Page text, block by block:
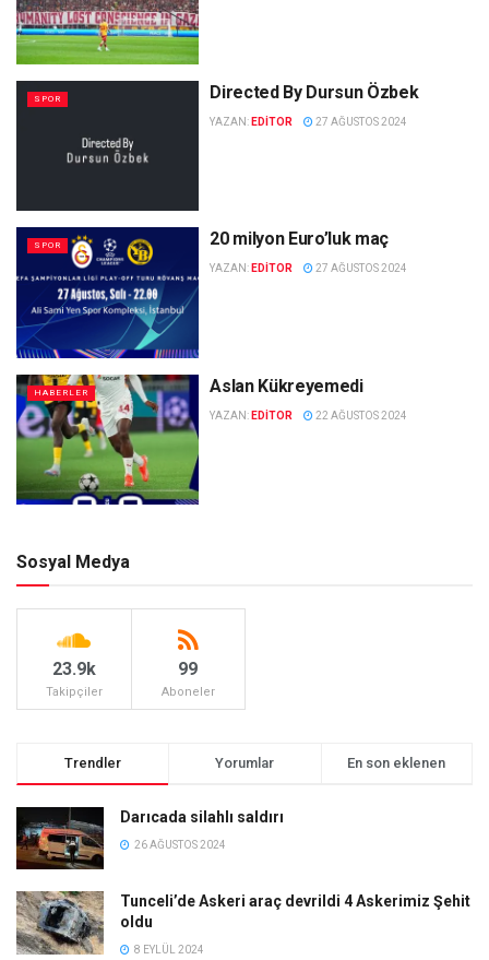
SPOR Directed By Dursun Özbek
YAZAN: EDITOR 27 AĞUSTOS 2024
SPOR 20 milyon Euro’luk maç
YAZAN: EDITOR 27 AĞUSTOS 2024
HABERLER Aslan Kükreyemedi
YAZAN: EDITOR 22 AĞUSTOS 2024
Sosyal Medya
23.9k
Takipçiler
99
Aboneler
Trendler Yorumlar En son eklenen
Darıcada silahlı saldırı
26 AĞUSTOS 2024
Tunceli’de Askeri araç devrildi 4 Askerimiz Şehit
oldu
8 EYLÜL 2024